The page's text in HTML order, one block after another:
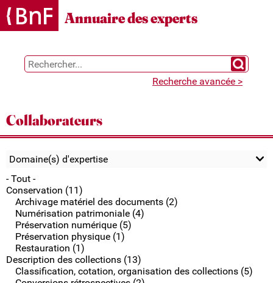
Gestion des cookies
Annuaire des experts
Chercher
Recherche avancée >
Collaborateurs
Domaine(s) d'expertise
- Tout -
Conservation (11)
Archivage matériel des documents (2)
Numérisation patrimoniale (4)
Préservation numérique (5)
Préservation physique (1)
Restauration (1)
Description des collections (13)
Classification, cotation, organisation des collections (5)